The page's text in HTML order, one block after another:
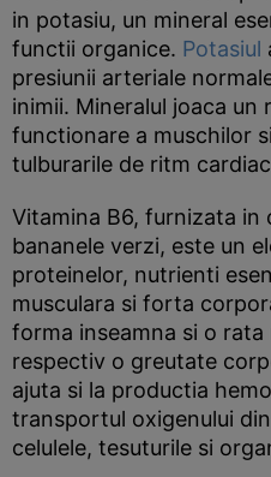
in potasiu, un mineral
functii organice. Potasiul
presiunii arteriale
inimii. Mineralul joaca
functionare a muschilor
tulburarile de ritm
Vitamina B6, furnizata
bananele verzi, este un
proteinelor, nutrienti
musculara si forta
forma inseamna si o
respectiv o greutate
ajuta si la productia
transportul oxigenului
celulele, tesuturile si